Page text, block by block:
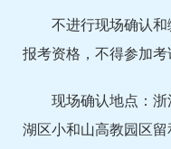
不进行现场确认
报考资格，不得参加考
现场确认地点：
湖区小和山高教园区留